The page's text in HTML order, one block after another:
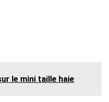
le mini taille haie